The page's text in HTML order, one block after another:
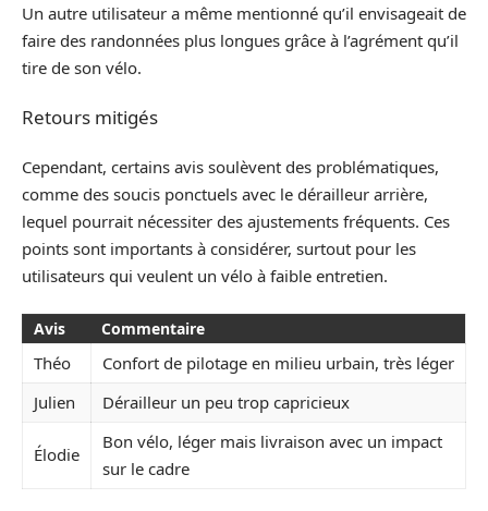
Un autre utilisateur a même mentionné qu’il envisageait de
faire des randonnées plus longues grâce à l’agrément qu’il
tire de son vélo.
Retours mitigés
Cependant, certains avis soulèvent des problématiques,
comme des soucis ponctuels avec le dérailleur arrière,
lequel pourrait nécessiter des ajustements fréquents. Ces
points sont importants à considérer, surtout pour les
utilisateurs qui veulent un vélo à faible entretien.
Avis Commentaire
Théo
Confort de pilotage en milieu urbain, très léger
Julien
Dérailleur un peu trop capricieux
Élodie
Bon vélo, léger mais livraison avec un impact
sur le cadre